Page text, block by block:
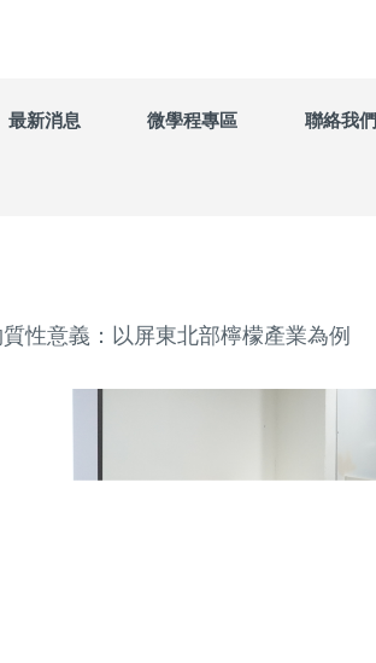
最新消息 微學程專區 聯絡我們
性意義：以屏東北部檸檬產業為例